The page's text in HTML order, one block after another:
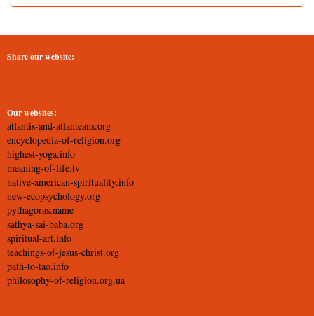
Share our website:
Our websites:
atlantis-and-atlanteans.org
encyclopedia-of-religion.org
highest-yoga.info
meaning-of-life.tv
native-american-spirituality.info
new-ecopsychology.org
pythagoras.name
sathya-sai-baba.org
spiritual-art.info
teachings-of-jesus-christ.org
path-to-tao.info
philosophy-of-religion.org.ua